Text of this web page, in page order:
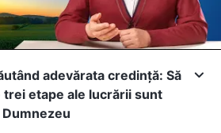
adevărata credință: Să
etape ale lucrării sunt